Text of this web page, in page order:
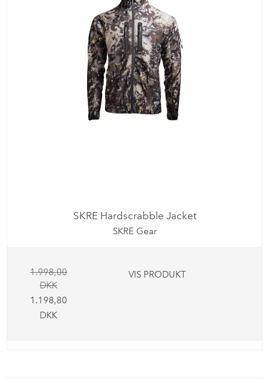
SKRE Hardscrabble Jacket
SKRE Gear
1.998,00
DKK
1.198,80
DKK
VIS PRODUKT